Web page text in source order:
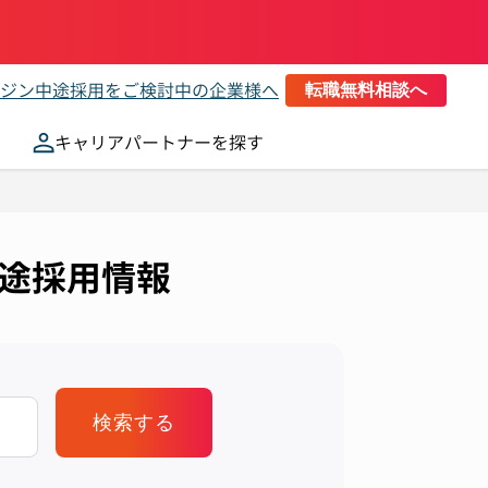
ン中途採用をご検討中の企業様へ 転職無料相談へ
キャリアパートナーを探す
採用情報
検索する